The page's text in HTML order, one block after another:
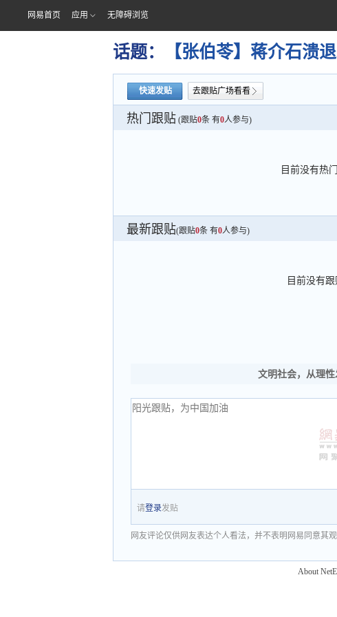
网易首页 应用 无障碍浏览
话题： 【张伯苓】蒋介石溃
快速发贴 去跟贴广场看看
热门跟贴 (跟贴0条 有0人参与)
目前没有热
最新跟贴(跟贴0条 有0人参与)
目前没有
文明社会，从理性
请登录发贴
网友评论仅供网友表达个人看法，并不表明网易同意其
About